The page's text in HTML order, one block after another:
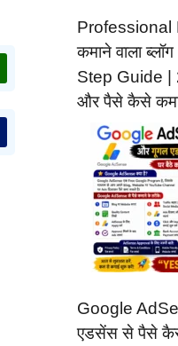
Professional
कमाने वाला
Step Guide |
और पैसे कैसे
Google
एडसेंस से पैसे